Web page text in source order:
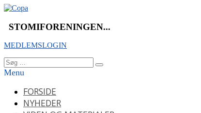
Videre
indhold
STOMIFORENINGEN...
MEDLEMSLOGIN
Søg
efter:
Søg
Menu
FORSIDE
NYHEDER